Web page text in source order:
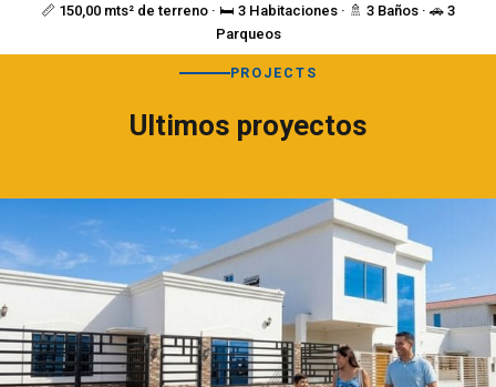
📏 150,00 mts² de terreno · 🛏️ 3 Habitaciones · 🚿 3 Baños · 🚗 3
Parqueos
PROJECTS
Ultimos proyectos